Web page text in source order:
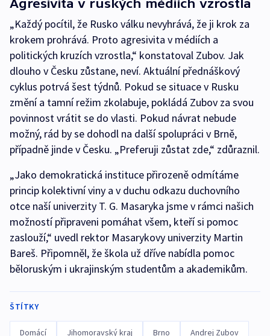
Agresivita v ruských médiích vzrostla
„Každý pocítil, že Rusko válku nevyhrává, že ji krok za
krokem prohrává. Proto agresivita v médiích a
politických kruzích vzrostla,“ konstatoval Zubov. Jak
dlouho v Česku zůstane, neví. Aktuální přednáškový
cyklus potrvá šest týdnů. Pokud se situace v Rusku
změní a tamní režim zkolabuje, pokládá Zubov za svou
povinnost vrátit se do vlasti. Pokud návrat nebude
možný, rád by se dohodl na další spolupráci v Brně,
případně jinde v Česku. „Preferuji zůstat zde,“ zdůraznil.
„Jako demokratická instituce přirozeně odmítáme
princip kolektivní viny a v duchu odkazu duchovního
otce naší univerzity T. G. Masaryka jsme v rámci našich
možností připraveni pomáhat všem, kteří si pomoc
zaslouží,“ uvedl rektor Masarykovy univerzity Martin
Bareš. Připomněl, že škola už dříve nabídla pomoc
běloruským i ukrajinským studentům a akademikům.
ŠTÍTKY
Domácí Jihomoravský kraj Brno Andrej Zubov